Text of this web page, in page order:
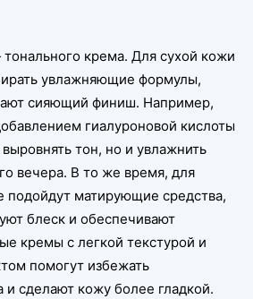
крема. Для сухой кожи
увлажняющие формулы,
сияющий финиш. Например,
гиалуроновой кислоты
тон, но и увлажнить
вечера. В то же время, для
матирующие средства,
блеск и обеспечивают
кремы с легкой текстурой и
помогут избежать
и сделают кожу более гладкой.